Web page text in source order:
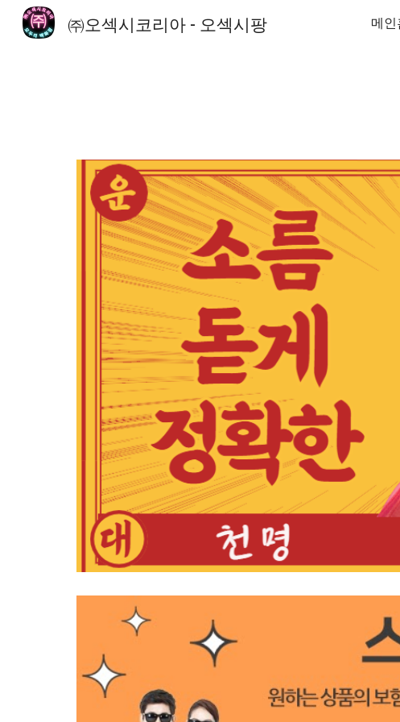
Skip to
㈜오섹시코리아 - 오섹시팡 메인